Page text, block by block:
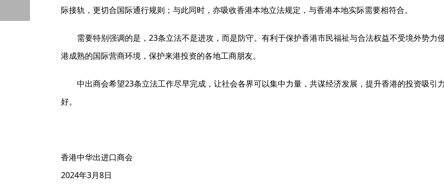
际接轨，更切合国际通行规则；与此同时，亦吸收香港本地立法规定，与香港本地实际需要相符合。
需要特别强调的是，23条立法不是进攻，而是防守。有利于保护香港市民福祉与合法权益不受境外势力
港成熟的国际营商环境，保护来港投资的各地工商朋友。
中出商会希望23条立法工作尽早完成，让社会各界可以集中力量，共谋经济发展，提升香港的投资吸引
好。
香港中华出进口商会
2024年3月8日